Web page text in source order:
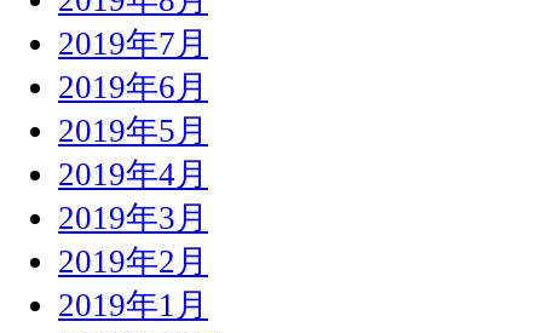
2019年7月
2019年6月
2019年5月
2019年4月
2019年3月
2019年2月
2019年1月